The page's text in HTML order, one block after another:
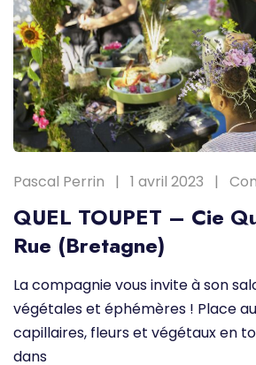
Pascal Perrin 1 avril 2023
QUEL TOUPET – Cie
Rue (Bretagne)
La compagnie vous invite à son
végétales et éphémères ! Place
capillaires, fleurs et végétaux en
dans